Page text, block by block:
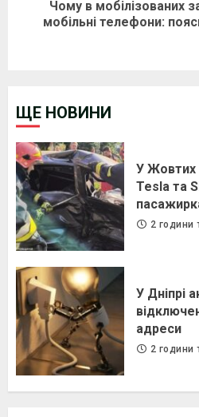
Next
Чому в мобілізованих
мобільні телефони:
ЩЕ НОВИНИ
У Жовтих
Tesla та
2 години
У Дніпрі
адреси
2 години